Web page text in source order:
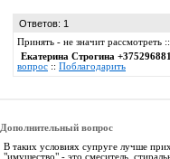
Ответов: 1
Принять - не значит
Екатерина Строгина
вопрос :: Поблагодарить
Дополнительный вопрос
В таких условиях супруге лучше
"имущество" - это смеситель,